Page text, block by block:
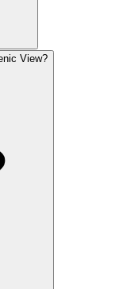
View?